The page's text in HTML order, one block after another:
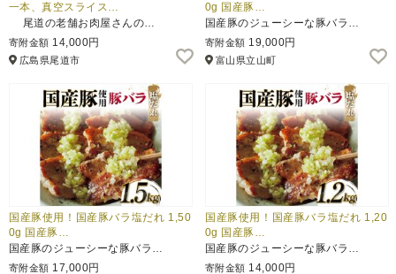
一本、真空スライス…
尾道の老舗お肉屋さんの…
寄附金額 14,000円
広島県尾道市
0g 国産豚…
国産豚のジューシーな豚バラ…
寄附金額 19,000円
富山県立山町
国産豚使用！国産豚バラ塩だれ 1,50
0g 国産豚…
国産豚のジューシーな豚バラ…
寄附金額 17,000円
国産豚使用！国産豚バラ塩だれ 1,20
0g 国産豚…
国産豚のジューシーな豚バラ…
寄附金額 14,000円